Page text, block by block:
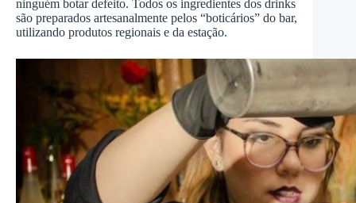
ninguém botar defeito. Todos os ingredientes dos drinks
são preparados artesanalmente pelos “boticários” do bar,
utilizando produtos regionais e da estação.